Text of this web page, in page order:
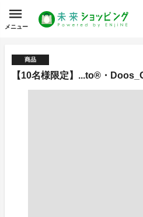
メニュー
商品
【10名様限定】...to®・